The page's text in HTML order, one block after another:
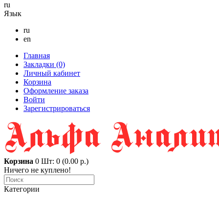
ru
Язык
ru
en
Главная
Закладки (0)
Личный кабинет
Корзина
Оформление заказа
Войти
Зарегистрироваться
Корзина 0 Шт: 0 (0.00 р.)
Ничего не куплено!
Категории